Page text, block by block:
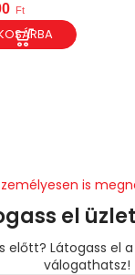
Ft
is
el
Látogass el
válogathatsz!